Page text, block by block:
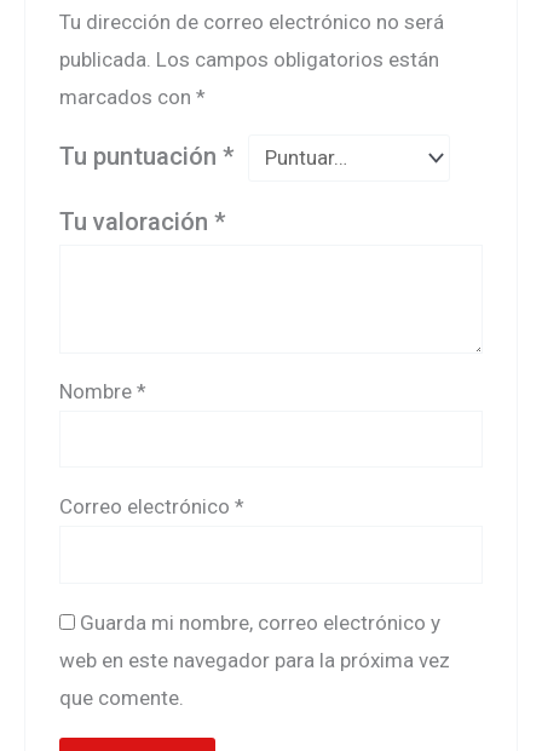
Tu dirección de correo electrónico no será
publicada. Los campos obligatorios están
marcados con*
Tu puntuación*
Tu valoración*
Nombre*
Correo electrónico*
Guarda mi nombre, correo electrónico y
web en este navegador para la próxima vez
que comente.